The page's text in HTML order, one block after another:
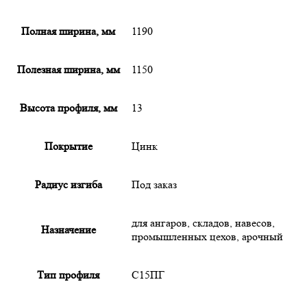
Полная ширина, мм 1190
Полезная ширина, мм 1150
Высота профиля, мм 13
Покрытие Цинк
Радиус изгиба Под заказ
Назначение
для ангаров, складов, навесов,
промышленных цехов, арочный
Тип профиля С15ПГ